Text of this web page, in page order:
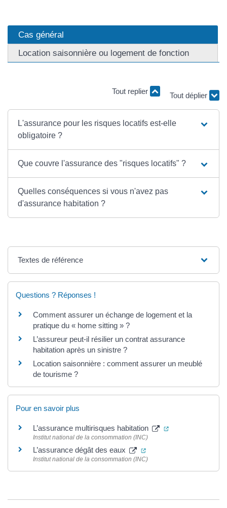
Cas général
Location saisonnière ou logement de fonction
Tout replier
Tout déplier
L'assurance pour les risques locatifs est-elle
obligatoire ?
Que couvre l'assurance des "risques locatifs" ?
Quelles conséquences si vous n'avez pas
d'assurance habitation ?
Textes de référence
Questions ? Réponses !
Comment assurer un échange de logement et la
pratique du « home sitting » ?
L’assureur peut-il résilier un contrat assurance
habitation après un sinistre ?
Location saisonnière : comment assurer un meublé
de tourisme ?
Pour en savoir plus
L’assurance multirisques habitation (ouverture dans
Institut national de la consommation (INC)
L’assurance dégât des eaux (ouverture dans un
Institut national de la consommation (INC)